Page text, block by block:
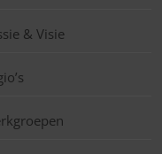
& Visie